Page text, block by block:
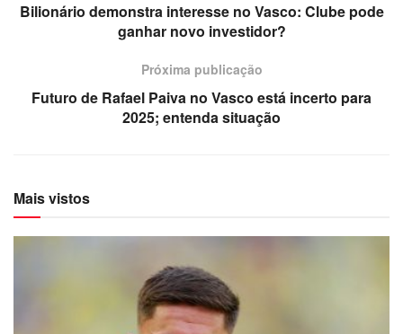
Bilionário demonstra interesse no Vasco: Clube pode
ganhar novo investidor?
Próxima publicação
Futuro de Rafael Paiva no Vasco está incerto para
2025; entenda situação
Mais vistos